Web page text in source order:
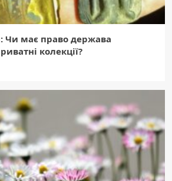
Чи має право держава
колекції?